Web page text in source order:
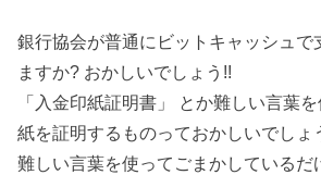
銀行協会が普通にビットキャッシュで
ますか? おかしいでしょう!!
「入金印紙証明書」 とか難しい言葉
紙を証明するものっておかしいでしょ
難しい言葉を使ってごまかしているだ